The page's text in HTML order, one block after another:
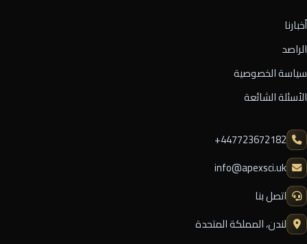
أخبارنا
الراصد
سياسة الخصوصية
الأسئلة الشائعة
⁦+447723672182⁩
info@apexsci.uk
اتصل بنا
لندن، المملكة المتحدة